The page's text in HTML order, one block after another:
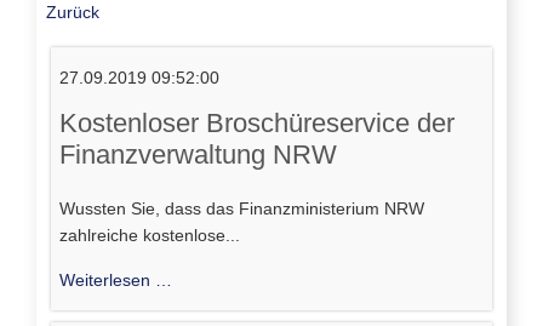
Zurück
27.09.2019 09:52:00
Kostenloser Broschüreservice der
Finanzverwaltung NRW
Wussten Sie, dass das Finanzministerium NRW
zahlreiche kostenlose...
Weiterlesen …